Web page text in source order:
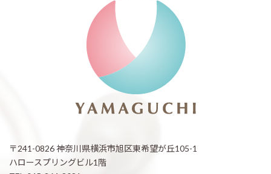
〒241-0826 神奈川県横浜市旭区東希望が丘105-1
ハロースプリングビル1階